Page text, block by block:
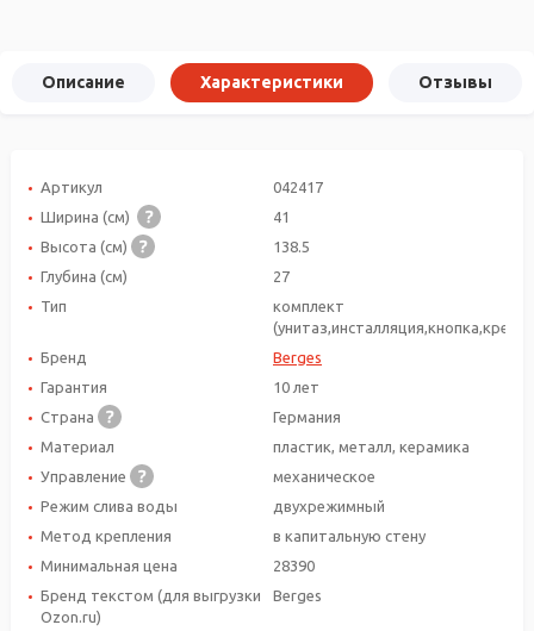
Описание Характеристики Отзывы
Артикул
042417
Ширина (см)
41
Высота (см)
138.5
Глубина (см)
27
Тип
комплект
Бренд
Berges
Гарантия
10 лет
Страна
Германия
Материал
пластик, металл, керамика
Управление
механическое
Режим слива воды
двухрежимный
Метод крепления
в капитальную стену
Минимальная цена
28390
Бренд текстом (для выгрузки
Ozon.ru)
Berges